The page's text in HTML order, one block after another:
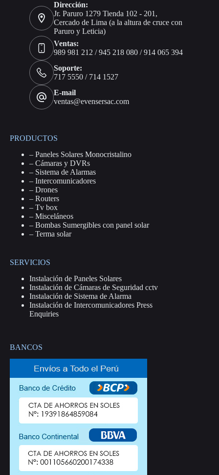
Dirección:
Jr. Paruro 1279 Tienda 102 - 201,
Cercado de Lima (a la altura de cruce con
Paruro y Leticia)
Ventas:
989 981 212 / 945 218 080 / 914 065 394
Soporte:
717 5550 / 714 1527
E-mail
ventas@evensersac.com
PRODUCTOS
– Paneles Solares Monocristalino
– Cámaras y DVRs
– Sistema de Alarmas
– Intercomunicadores
– Drones
– Routers
– Tv box
– Misceláneos
– Bombas Sumergibles con panel solar
– Terma solar
SERVICIOS
Instalación de Paneles Solares
Instalación de Cámaras de Seguridad cctv
Instalación de Sistema de Alarma
Instalación de Intercomunicadores Press
Enquiries
BANCOS